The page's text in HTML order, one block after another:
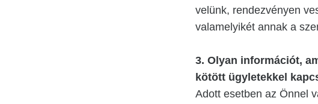
velünk, rendezvényen
valamelyikét annak a
3. Olyan információt,
kötött ügyletekkel
Adott esetben az Önnel